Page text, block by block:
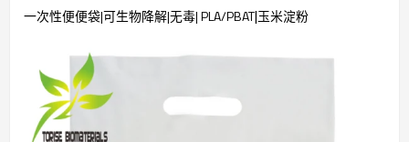
一次性便便袋|可生物降解|无毒| PLA/PBAT|玉米淀粉